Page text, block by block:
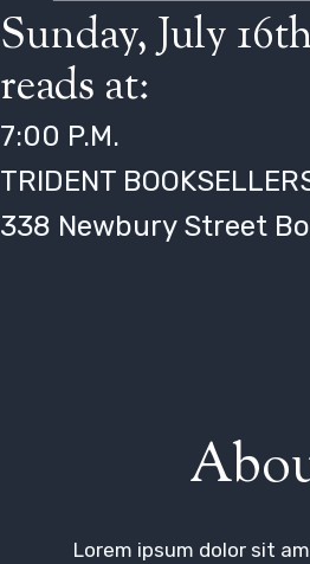
Sunday, July
reads at:
7:00 P.M.
TRIDENT
338 Newbury Street
Lorem ipsum dolor sit